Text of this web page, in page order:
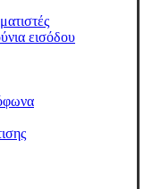
εισόδου